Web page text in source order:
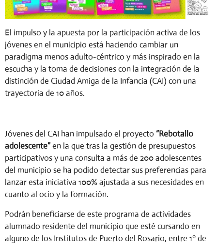
El impulso y la apuesta por la participación activa de los
jóvenes en el municipio está haciendo cambiar un
paradigma menos adulto-céntrico y más inspirado en la
escucha y la toma de decisiones con la integración de la
distinción de Ciudad Amiga de la Infancia (CAI) con una
trayectoria de 10 años.
Jóvenes del CAI han impulsado el proyecto “Rebotallo
adolescente”en la que tras la gestión de presupuestos
participativos y una consulta a más de 200 adolescentes
del municipio se ha podido detectar sus preferencias para
lanzar esta iniciativa 100% ajustada a sus necesidades en
cuanto al ocio y la formación.
Podrán beneficiarse de este programa de actividades
alumnado residente del municipio que esté cursando en
alguno de los Institutos de Puerto del Rosario, entre 1º de